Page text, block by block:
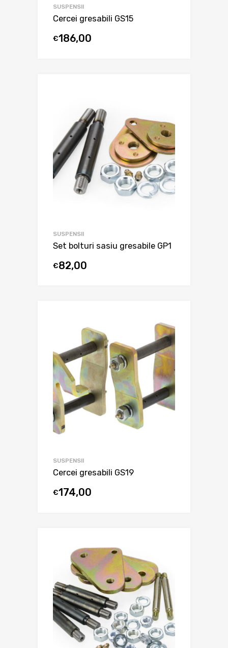
SUSPENSII
Cercei gresabili GS15
€186,00
SUSPENSII
Set bolturi sasiu gresabile GP1
€82,00
SUSPENSII
Cercei gresabili GS19
€174,00